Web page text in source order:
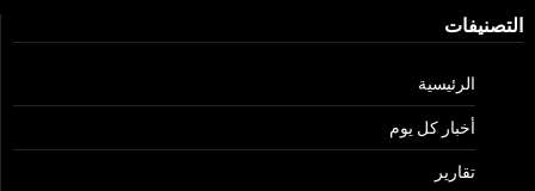
التصنيفات
الرئيسية
أخبار كل يوم
تقارير